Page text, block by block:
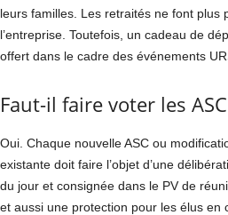
leurs familles. Les retraités ne font plus
l’entreprise. Toutefois, un cadeau de
offert dans le cadre des événements
Faut-il faire voter les
Oui. Chaque nouvelle ASC ou
existante doit faire l’objet d’une
du jour et consignée dans le PV de
et aussi une protection pour les élus en